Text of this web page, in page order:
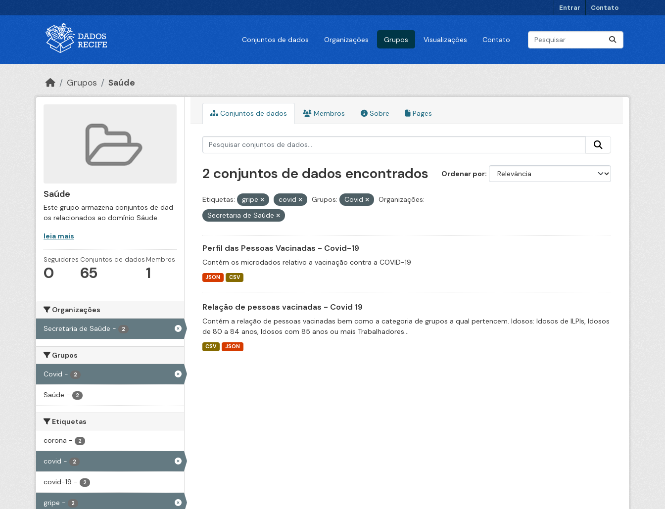
Entrar Contato
Conjuntos de dados Organizações Grupos Visualizações Contato
Grupos Saúde
Saúde
Este grupo armazena conjuntos de dad
os relacionados ao domínio Sáude.
leia mais
Seguidores
0
Conjuntos de dados
65
Membros
1
Organizações
Secretaria de Saúde - 2
Grupos
Covid - 2
Saúde - 2
Etiquetas
corona - 2
covid - 2
covid-19 - 2
gripe - 2
Conjuntos de dados Membros Sobre Pages
Ordenar por
2 conjuntos de dados encontrados
Etiquetas: gripe covid Grupos: Covid
Organizações:
Secretaria de Saúde
Perfil das Pessoas Vacinadas - Covid-19
Contém os microdados relativo a vacinação contra a COVID-19
JSON CSV
Relação de pessoas vacinadas - Covid 19
Contém a relação de pessoas vacinadas bem como a categoria de grupos a qual pertencem. Idosos: Idosos de ILPIs, Idosos
de 80 a 84 anos, Idosos com 85 anos ou mais Trabalhadores...
CSV JSON